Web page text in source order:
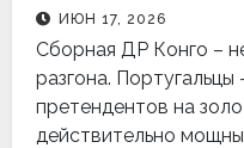
ИЮН 17, 2026
Сборная ДР Конго –
разгона. Португальцы
претендентов на
действительно